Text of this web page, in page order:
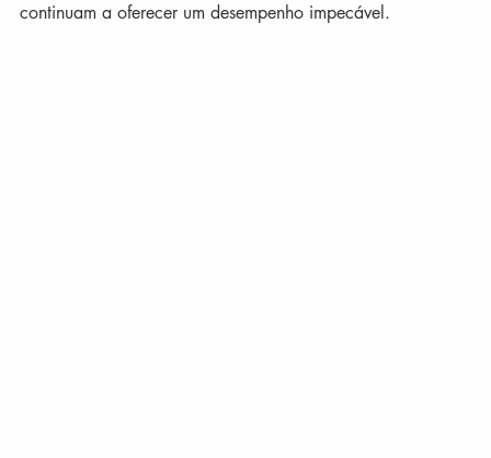
continuam a oferecer um desempenho impecável.